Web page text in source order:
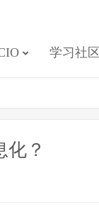
学习社区
？